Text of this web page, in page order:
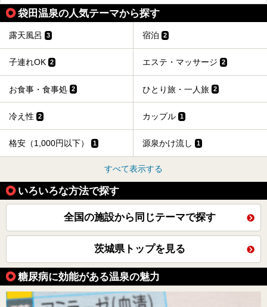
袋田温泉の人気テーマから探す
露天風呂 3 宿泊 2
子連れOK 2 エステ・マッサージ 2
お食事・食事処 2 ひとり旅・一人旅 2
冷え性 2 カップル 1
格安（1,000円以下） 1 源泉かけ流し 1
すべて表示する
いろいろな方法で探す
全国の施設から同じテーマで探す
茨城県トップを見る
糖尿病に効能がある温泉の魅力